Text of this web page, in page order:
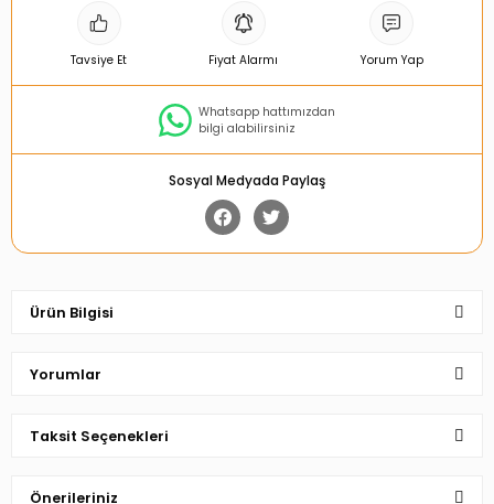
Tavsiye Et Fiyat Alarmı Yorum Yap
Whatsapp hattımızdan
bilgi alabilirsiniz
Sosyal Medyada Paylaş
Ürün Bilgisi
Yorumlar
Taksit Seçenekleri
Önerileriniz